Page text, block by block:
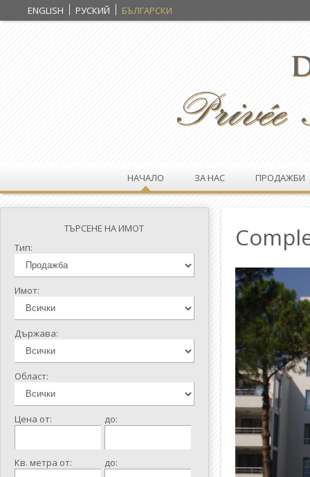
ENGLISH РУСКИЙ БЪЛГАРСКИ
НАЧАЛО ЗА НАС ПРОДАЖБИ
ТЪРСЕНЕ НА ИМОТ
Тип:
Имот:
Държава:
Област:
Цена от: до:
Кв. метра от: до: